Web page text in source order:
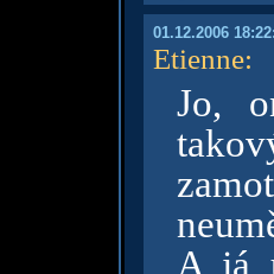
01.12.2006
Etienne:
Jo,
A já